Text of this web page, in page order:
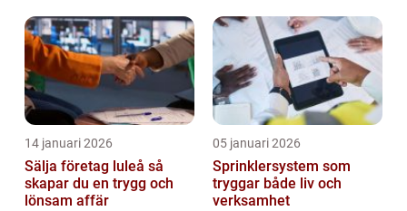
14 januari 2026
Sälja företag luleå så
skapar du en trygg och
lönsam affär
05 januari 2026
Sprinklersystem som
tryggar både liv och
verksamhet